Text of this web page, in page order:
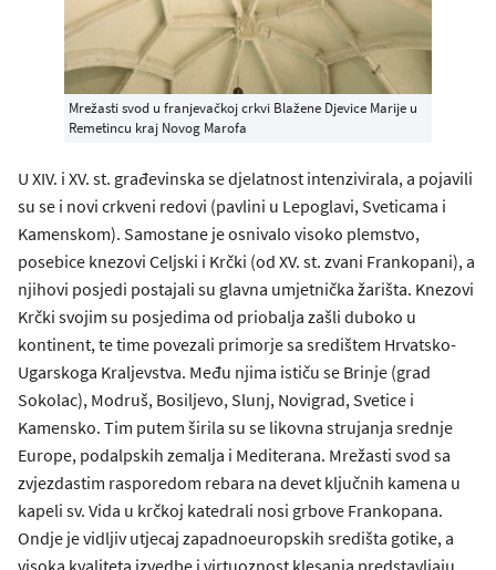
Mrežasti svod u franjevačkoj crkvi Blažene Djevice Marije u
Remetincu kraj Novog Marofa
U XIV. i XV. st. građevinska se djelatnost intenzivirala, a pojavili
su se i novi crkveni redovi (pavlini u Lepoglavi, Sveticama i
Kamenskom). Samostane je osnivalo visoko plemstvo,
posebice knezovi Celjski i Krčki (od XV. st. zvani Frankopani), a
njihovi posjedi postajali su glavna umjetnička žarišta. Knezovi
Krčki svojim su posjedima od priobalja zašli duboko u
kontinent, te time povezali primorje sa središtem Hrvatsko-
Ugarskoga Kraljevstva. Među njima ističu se Brinje (grad
Sokolac), Modruš, Bosiljevo, Slunj, Novigrad, Svetice i
Kamensko. Tim putem širila su se likovna strujanja srednje
Europe, podalpskih zemalja i Mediterana. Mrežasti svod sa
zvjezdastim rasporedom rebara na devet ključnih kamena u
kapeli sv. Vida u krčkoj katedrali nosi grbove Frankopana.
Ondje je vidljiv utjecaj zapadnoeuropskih središta gotike, a
visoka kvaliteta izvedbe i virtuoznost klesanja predstavljaju